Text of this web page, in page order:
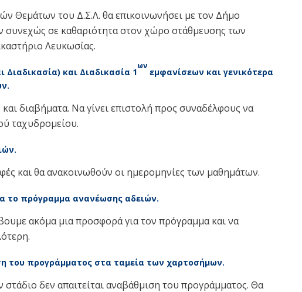
Θεμάτων του Δ.Σ.Λ. θα επικοινωνήσει με τον Δήμο
συνεχώς σε καθαριότητα στον χώρο στάθμευσης των
Λευκωσίας.
Διαδικασία) και Διαδικασία 1
ων
εμφανίσεων και γενικότερα
και διαβήματα. Να γίνει επιστολή προς συναδέλφους να
ταχυδρομείου.
και θα ανακοινωθούν οι ημερομηνίες των μαθημάτων.
το πρόγραμμα ανανέωσης αδειών.
ακόμα μια προσφορά για τον πρόγραμμα και να
του προγράμματος στα ταμεία των χαρτοσήμων.
δεν απαιτείται αναβάθμιση του προγράμματος. Θα